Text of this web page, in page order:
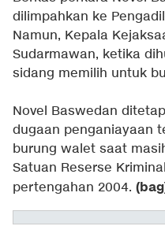
dilimpahkan ke
Namun, Kepala
Sudarmawan, ketika
sidang memilih untuk
Novel Baswedan
dugaan penganiayaan
burung walet saat
Satuan Reserse
pertengahan 2004.